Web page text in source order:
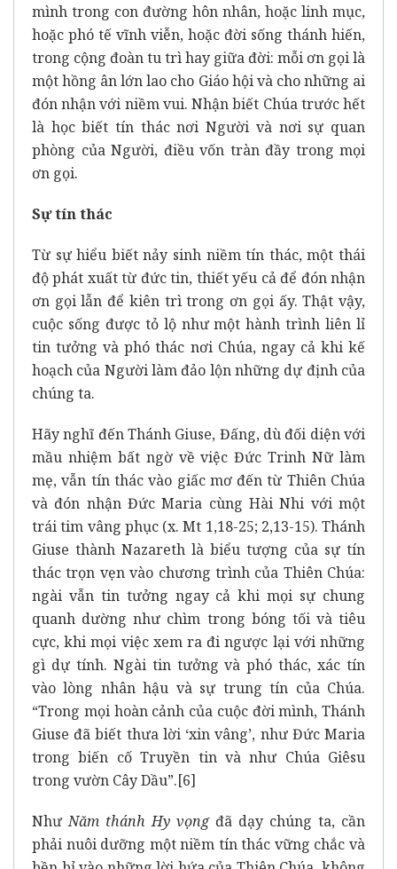
mình trong con đường hôn nhân, hoặc linh mục,
hoặc phó tế vĩnh viễn, hoặc đời sống thánh hiến,
trong cộng đoàn tu trì hay giữa đời: mỗi ơn gọi là
một hồng ân lớn lao cho Giáo hội và cho những ai
đón nhận với niềm vui. Nhận biết Chúa trước hết
là học biết tín thác nơi Người và nơi sự quan
phòng của Người, điều vốn tràn đầy trong mọi
ơn gọi.
Sự tín thác
Từ sự hiểu biết nảy sinh niềm tín thác, một thái
độ phát xuất từ đức tin, thiết yếu cả để đón nhận
ơn gọi lẫn để kiên trì trong ơn gọi ấy. Thật vậy,
cuộc sống được tỏ lộ như một hành trình liên lỉ
tin tưởng và phó thác nơi Chúa, ngay cả khi kế
hoạch của Người làm đảo lộn những dự định của
chúng ta.
Hãy nghĩ đến Thánh Giuse, Đấng, dù đối diện với
mầu nhiệm bất ngờ về việc Đức Trinh Nữ làm
mẹ, vẫn tín thác vào giấc mơ đến từ Thiên Chúa
và đón nhận Đức Maria cùng Hài Nhi với một
trái tim vâng phục (x. Mt 1,18-25; 2,13-15). Thánh
Giuse thành Nazareth là biểu tượng của sự tín
thác trọn vẹn vào chương trình của Thiên Chúa:
ngài vẫn tin tưởng ngay cả khi mọi sự chung
quanh dường như chìm trong bóng tối và tiêu
cực, khi mọi việc xem ra đi ngược lại với những
gì dự tính. Ngài tin tưởng và phó thác, xác tín
vào lòng nhân hậu và sự trung tín của Chúa.
“Trong mọi hoàn cảnh của cuộc đời mình, Thánh
Giuse đã biết thưa lời ‘xin vâng’, như Đức Maria
trong biến cố Truyền tin và như Chúa Giêsu
trong vườn Cây Dầu”.[6]
NhưNăm thánh Hy vọngđã dạy chúng ta, cần
phải nuôi dưỡng một niềm tín thác vững chắc và